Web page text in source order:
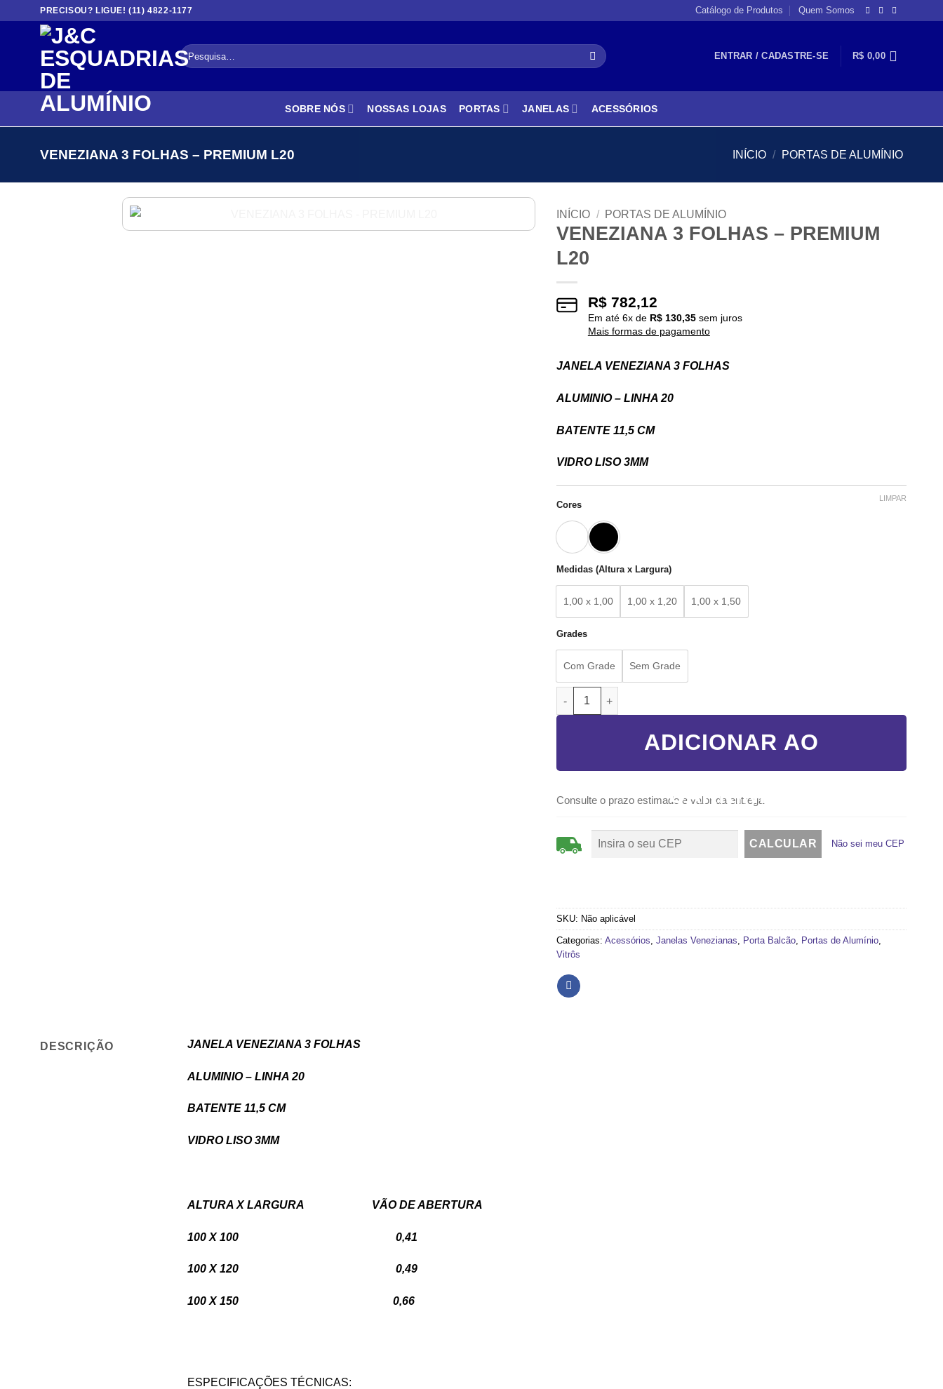
PRECISOU? LIGUE! (11) 4822-1177 Catálogo de Produtos Quem Somos
Pesquisar
por:
ENTRAR / CADASTRE-SE R$ 0,00
SOBRE NÓS NOSSAS LOJAS PORTAS JANELAS ACESSÓRIOS
VENEZIANA 3 FOLHAS – PREMIUM L20 INÍCIO / PORTAS DE ALUMÍNIO
INÍCIO / PORTAS DE ALUMÍNIO
VENEZIANA 3 FOLHAS – PREMIUM
L20
R$782,12
Em até 6x de R$130,35sem juros
Mais formas de pagamento
JANELA VENEZIANA 3 FOLHAS
ALUMINIO – LINHA 20
BATENTE 11,5 CM
VIDRO LISO 3MM
Cores
Medidas (Altura x Largura)
1,00 x 1,00 1,00 x 1,20 1,00 x 1,50
Grades
Com Grade Sem Grade
LIMPAR
VENEZIANA 3 FOLHAS - PREMIUM L20 quantidade
ADICIONAR AO
CARRINHO
Consulte o prazo estimado e valor da entrega
Não sei meu CEP
SKU: Não aplicável
Categorias: Acessórios, Janelas Venezianas, Porta Balcão, Portas de Alumínio,
Vitrôs
DESCRIÇÃO JANELA VENEZIANA 3 FOLHAS
ALUMINIO – LINHA 20
BATENTE 11,5 CM
VIDRO LISO 3MM
ALTURA X LARGURA VÃO DE ABERTURA
100 X 100 0,41
100 X 120 0,49
100 X 150 0,66
ESPECIFICAÇÕES TÉCNICAS: